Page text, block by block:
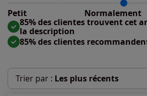
Petit
Normalement
Taille grand : 14%
85% des clientes trouvent cet
la description
85% des clientes
Trier par : Les plus récents